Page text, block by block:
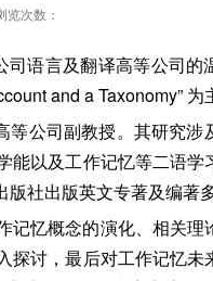
览次数：
语言及翻译高等公司的
and a Taxonomy” 为
公司副教授。其研究
以及工作记忆等二语学
社出版英文专著及编著
忆概念的演化、相关
讨，最后对工作记忆